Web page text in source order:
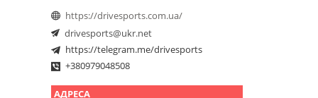
https://drivesports.com.ua/
drivesports@ukr.net
https://telegram.me/drivesports
+380979048508